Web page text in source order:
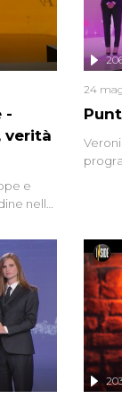
-
verità
e
nella
delle
dettagli
che
24